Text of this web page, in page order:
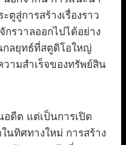
ตูสู่การสร้างเรื่องราว
รวาลออกไปได้อย่าง
ลยุทธ์ที่สตูดิโอใหญ่
ามสำเร็จของทรัพย์สิน
อดีต แต่เป็นการเปิด
นทิศทางใหม่ การสร้าง